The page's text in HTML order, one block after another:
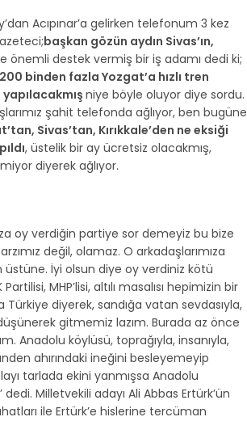
Acıpınar’a gelirken telefonum 3 kez
başkan gözün aydın Sivas’ın,
önemli destek vermiş bir iş adamı dedi ki;
binden fazla Yozgat’a hızlı tren
niye böyle oluyor diye sordu.
şahit telefonda ağlıyor, ben bugüne
Sivas’tan, Kırıkkale’den ne eksiği
, üstelik bir ay ücretsiz olacakmış,
diyerek ağlıyor.
oy verdiğin partiye sor demeyiz bu bize
değil, olamaz. O arkadaşlarımıza
üstüne. İyi olsun diye oy verdiniz kötü
MHP’lisi, altılı masalısı hepimizin bir
diyerek, sandığa vatan sevdasıyla,
gitmemiz lazım. Burada az önce
Anadolu köylüsü, toprağıyla, insanıyla,
ahırındaki ineğini besleyemeyip
tarlada ekini yanmışsa Anadolu
dedi. Milletvekili adayı Ali Abbas Ertürk’ün
ile Ertürk’e hislerine tercüman